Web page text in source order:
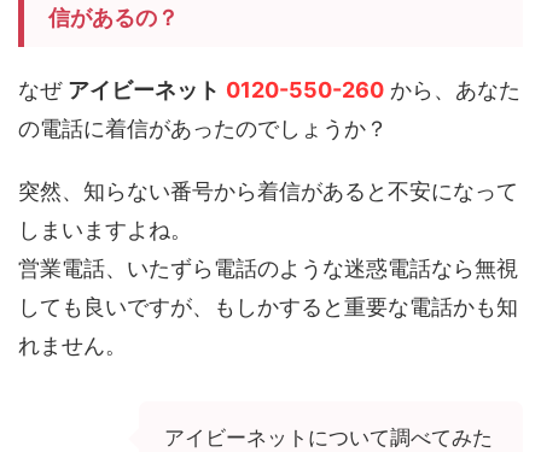
信があるの？
なぜ アイビーネット 0120-550-260 から、あなた
の電話に着信があったのでしょうか？
突然、知らない番号から着信があると不安になって
しまいますよね。
営業電話、いたずら電話のような迷惑電話なら無視
しても良いですが、もしかすると重要な電話かも知
れません。
アイビーネットについて調べてみた